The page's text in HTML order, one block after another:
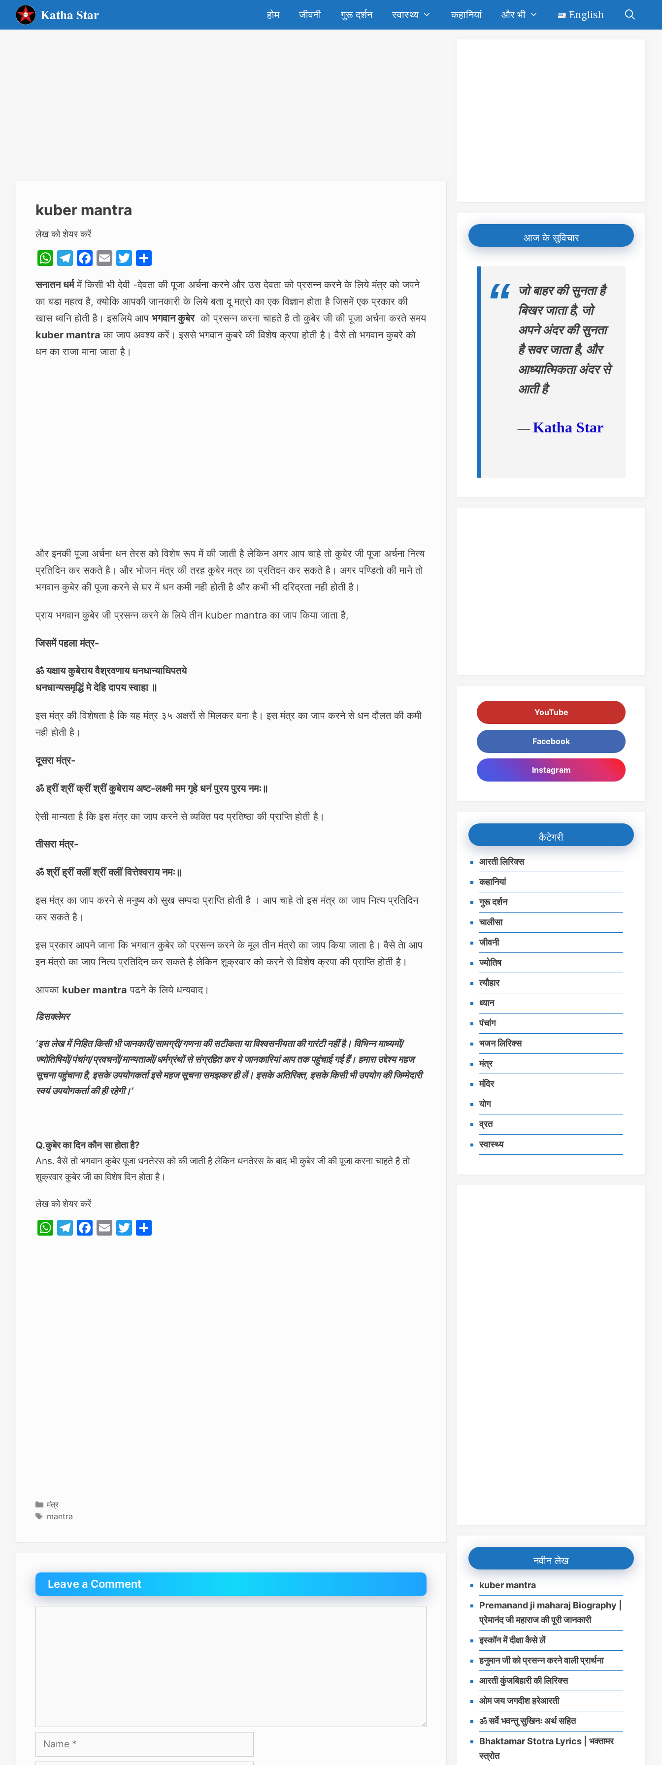
Skip
Katha Star होम जीवनी गुरू दर्शन स्‍वास्‍थ्‍य कहानियां और भी English
kuber mantra
लेख को शेयर करें
W
at
s
A
p
p
T
el
e
gr
a
m
F
c
e
b
o
o
E
ai
l
T
itt
er
ar
e
सनातन धर्ममें किसी भी देवी -देवता की पूजा अर्चना करने और उस देवता को प्रसन्‍न करने के लिये मंत्र को जपने
का बडा महत्‍व है, क्‍योकि आपकी जानकारी के लिये बता दू मत्रो का एक विज्ञान होता है जिसमें एक प्रकार की
खास ध्‍वनि होती है। इसलिये आप भगवान कुबेरको प्रसन्‍न करना चाहते है तो कुबेर जी की पूजा अर्चना करते समय
kuber mantra का जाप अवश्‍य करें। इससे भगवान कुबरे की विशेष क्रपा होती है। वैसे तो भगवान कुबरे को
धन का राजा माना जाता है।
और इनकी पूजा अर्चना धन तेरस को विशेष रूप में की जाती है लेकिन अगर आप चाहे तो कुबेर जी पूजा अर्चना नित्‍य
प्रतिदिन कर सकते है। और भोजन मंत्रकी तरह कुबेर मत्र का प्रतिदन कर सकते है। अगर पण्डितो की माने तो
भगवान कुबेर की पूजा करने से घर में धन कमी नही होती है और कभी भी दरिद्रता नही होती है।
प्राय भगवान कुबेर जी प्रसन्‍न करने के लिये तीन kuber mantra का जाप किया जाता है,
जिसमें पहला मंत्र-
ॐ यक्षाय कुबेराय वैश्रवणाय धनधान्याधिपतये
धनधान्यसमृद्धिं मे देहि दापय स्वाहा ॥
इस मंत्र की विशेषता है कि यह मंत्र ३५ अक्षरों से मिलकर बना है। इस मंत्र का जाप करने से धन दौलत की कमी
नही होती है।
दूसरा मंत्र-
ॐ ह्रीं श्रीं क्रीं श्रीं कुबेराय अष्ट-लक्ष्मी मम गृहे धनं पुरय पुरय नमः॥
ऐसी मान्‍यता है कि इस मंत्र का जाप करने से व्‍यक्ति पद प्रतिष्‍ठा की प्राप्ति होती है।
तीसरा मंत्र-
ॐ श्रीं ह्रीं क्लीं श्रीं क्लीं वित्तेश्वराय नमः॥
इस मंत्र का जाप करने से मनुष्‍य को सुख सम्‍पदा प्राप्ति होती है । आप चाहे तो इस मंत्र का जाप नित्‍य प्रतिदिन
कर सकते है।
इस प्रकार आपने जाना कि भगवान कुबेर को प्रसन्‍न करने के मूल तीन मंत्रो का जाप किया जाता है। वैसे तेा आप
इन मंत्रो का जाप नित्‍य प्रतिदिन कर सकते है लेकिन शुक्रवार को करने से विशेष क्रपा की प्राप्ति होती है।
आपका kuber mantra पढने के लिये धन्‍यवाद।
डिसक्लेमर
‘इस लेख में निहित किसी भी जानकारी/सामग्री/गणना की सटीकता या विश्वसनीयता की गारंटी नहीं है। विभिन्न माध्यमों/
ज्योतिषियों/पंचांग/प्रवचनों/मान्यताओं/धर्मग्रंथों से संग्रहित कर ये जानकारियां आप तक पहुंचाई गई हैं। हमारा उद्देश्य महज
सूचना पहुंचाना है, इसके उपयोगकर्ता इसे महज सूचना समझकर ही लें। इसके अतिरिक्त, इसके किसी भी उपयोग की जिम्मेदारी
स्वयं उपयोगकर्ता की ही रहेगी।’
Q.कुबेर का दिन कौन सा होता है?
Ans. वैसे तो भगवान कुबेर पूजा धनतेरस को की जाती है लेकिन धनतेरस के बाद भी कुबेर जी की पूजा करना चाहते है तो
शुक्रवार कुबेर जी का विशेष दिन होता है।
लेख को शेयर करें
W T
F
E
T
Categories
मंत्र
Tags
mantra
Leave a Comment
Name
आज के सुविचार
जो बाहर की सुनता है
बिखर जाता है, जो
अपने अंदर की सुनता
है सवर जाता है, और
आध्यात्मिकता अंदर से
आती है
— Katha Star
YouTube
Facebook
Instagram
कैटेगरी
आरती लिरिक्स
कहानियां
गुरू दर्शन
चालीसा
जीवनी
ज्‍योतिष
त्यौहार
ध्‍यान
पंचांग
भजन लिरिक्‍स
मंत्र
मंदिर
योग
व्रत
स्‍वास्‍थ्‍य
नवीन लेख
kuber mantra
Premanand ji maharaj Biography |
प्रेमानंद जी महाराज की पूरी जानकारी
इस्‍कॉन में दीक्षा कैसे लें
हनुमान जी को प्रसन्‍न करने वाली प्रार्थना
आरती कुंजबिहारी की लिरिक्स
ओम जय जगदीश हरेआरती
ॐ सर्वे भवन्तु सुखिनः अर्थ सहित
Bhaktamar Stotra Lyrics | भक्‍तामर
स्‍त्रोत